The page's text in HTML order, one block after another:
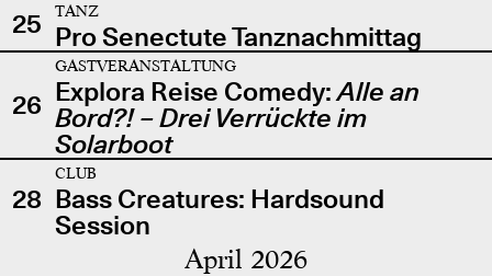
25
TANZ
Pro Senectute Tanznachmittag
26
GASTVERANSTALTUNG
Explora Reise Comedy:Alle an
Bord?! – Drei Verrückte im
Solarboot
28
CLUB
Bass Creatures: Hardsound
Session
April 2026